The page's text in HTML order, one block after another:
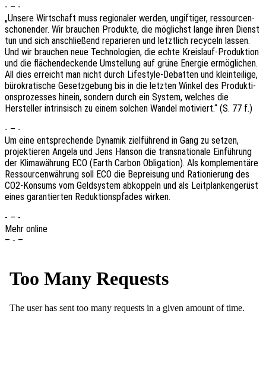
- – -
„Unsere Wirt­schaft muss regio­na­ler werden, ungif­ti­ger, ressour­cen­
scho­nen­der. Wir brau­chen Produk­te, die möglichst lange ihren Dienst
tun und sich anschlie­ßend repa­rie­ren und letzt­lich recy­celn lassen.
Und wir brau­chen neue Tech­no­lo­gien, die echte Kreis­lauf-Produk­ti­on
und die flächen­de­cken­de Umstel­lung auf grüne Ener­gie ermög­li­chen.
All dies erreicht man nicht durch Life­style-Debat­ten und klein­tei­li­ge,
büro­kra­ti­sche Gesetz­ge­bung bis in die letz­ten Winkel des Produk­ti­
ons­pro­zes­ses hinein, sondern durch ein System, welches die
Herstel­ler intrin­sisch zu einem solchen Wandel moti­viert.“ (S. 77 f.)
- – -
Um eine entspre­chen­de Dyna­mik ziel­füh­rend in Gang zu setzen,
projek­tie­ren Angela und Jens Hanson die trans­na­tio­na­le Einfüh­rung
der Klima­wäh­rung ECO (Earth Carbon Obli­ga­ti­on). Als komple­men­tä­re
Ressour­cen­wäh­rung soll ECO die Beprei­sung und Ratio­nie­rung des
CO2-Konsums vom Geld­sys­tem abkop­peln und als Leit­plan­ken­ge­rüst
eines garan­tier­ten Reduk­ti­ons­pfa­des wirken.
- – -
Mehr online
– - –